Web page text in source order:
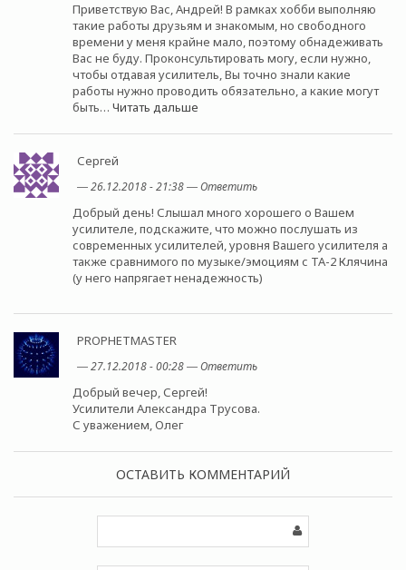
Приветствую Вас, Андрей! В рамках хобби выполняю
такие работы друзьям и знакомым, но свободного
времени у меня крайне мало, поэтому обнадеживать
Вас не буду. Проконсультировать могу, если нужно,
чтобы отдавая усилитель, Вы точно знали какие
работы нужно проводить обязательно, а какие могут
быть… Читать дальше
Сергей
―26.12.2018 - 21:38―Ответить
Добрый день! Слышал много хорошего о Вашем
усилителе, подскажите, что можно послушать из
современных усилителей, уровня Вашего усилителя а
также сравнимого по музыке/эмоциям с ТА-2 Клячина
(у него напрягает ненадежность)
PROPHETMASTER
―27.12.2018 - 00:28―Ответить
Добрый вечер, Сергей!
Усилители Александра Трусова.
С уважением, Олег
ОСТАВИТЬ КОММЕНТАРИЙ